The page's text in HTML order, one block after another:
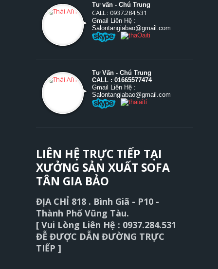
Tư vấn - Chú Trung
CALL : 0937.284.531
Gmail Liên Hệ :
Salontangiabao@gmail.com
Tư Vấn - Chú Trung
CALL : 01665577474
Gmail Liên Hệ :
Salontangiabao@gmail.com
LIÊN HỆ TRỰC TIẾP TẠI
XƯỞNG SẢN XUẤT SOFA
TÂN GIA BẢO
ĐỊA CHỈ 818 . Bình Giã - P10 -
Thành Phố Vũng Tàu.
[ Vui Lòng Liên Hệ : 0937.284.531
ĐỄ ĐƯỢC DẪN ĐƯỜNG TRỰC
TIẾP ]